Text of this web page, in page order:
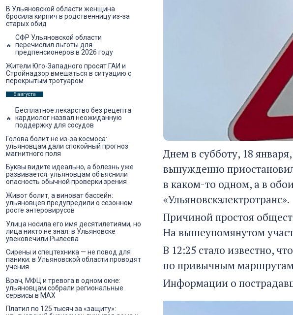
Днем в субботу, 18
вынужденно
в каком-то одном, а в
«Ульяновскэлектротранс».
Причиной простоя
На вышеупомянутом
В 12:25 стало известно,
по привычным
Информации о
В Ульяновской области женщина
бросила кирпич в родственницу из-за
старых обид
СФР Ульяновской области
перечислил льготы для
предпенсионеров в 2026 году
Жители Юго-Западного просят ГАИ и
Стройнадзор вмешаться в ситуацию с
перекрытым тротуаром
6 августа
Бесплатное лекарство без рецепта:
кардиолог назвал неожиданную
поддержку для сосудов
Голова болит не из-за космоса:
ульяновцам дали спокойный прогноз
магнитного поля
Буквы видите идеально, а болезнь уже
развивается: ульяновцам объяснили
опасность обычной проверки зрения
Живот болит, а виноват бассейн:
ульяновцев предупредили о сезонном
росте энтеровирусов
Улица носила его имя десятилетиями, но
лица никто не знал: в Ульяновске
увековечили Рылеева
Сирены и спецтехника — не повод для
паники: в Ульяновской области проводят
учения
Врач, МФЦ и тревога в одном окне:
ульяновцам собрали региональные
сервисы в MAX
Платил по 125 тысяч за «защиту»: